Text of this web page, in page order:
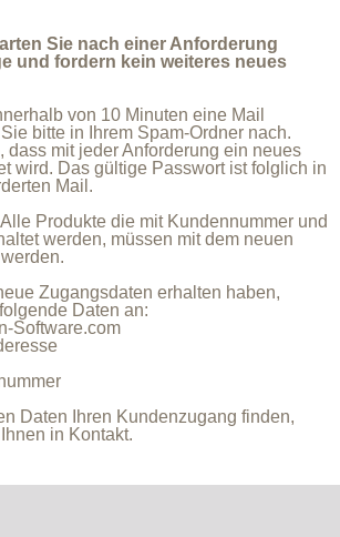
Sie nach einer Anforderung
und fordern kein weiteres neues
von 10 Minuten eine Mail
bitte in Ihrem Spam-Ordner nach.
dass mit jeder Anforderung ein neues
wird. Das gültige Passwort ist folglich in
Mail.
Alle Produkte die mit Kundennummer und
werden, müssen mit dem neuen
Zugangsdaten erhalten haben,
Daten an:
Software.com
Daten Ihren Kundenzugang finden,
in Kontakt.